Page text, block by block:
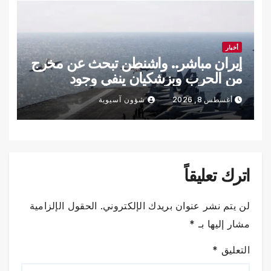
أخبار
إيران مباشر.. واشنطن تبحث عن مخرج
من الحرب وبزشكيان ينفي وجود
خلافات داخلية
أغسطس 8, 2026 شؤون آسيوية
اترك تعليقاً
لن يتم نشر عنوان بريدك الإلكتروني. الحقول الإلزامية
مشار إليها بـ *
التعليق *